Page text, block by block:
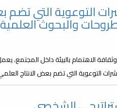
التوعوية التي تضم
والبحوث
الاهتمام بالبيئة داخل المجتمع،
التوعوية التي تضم بعض الانتاج